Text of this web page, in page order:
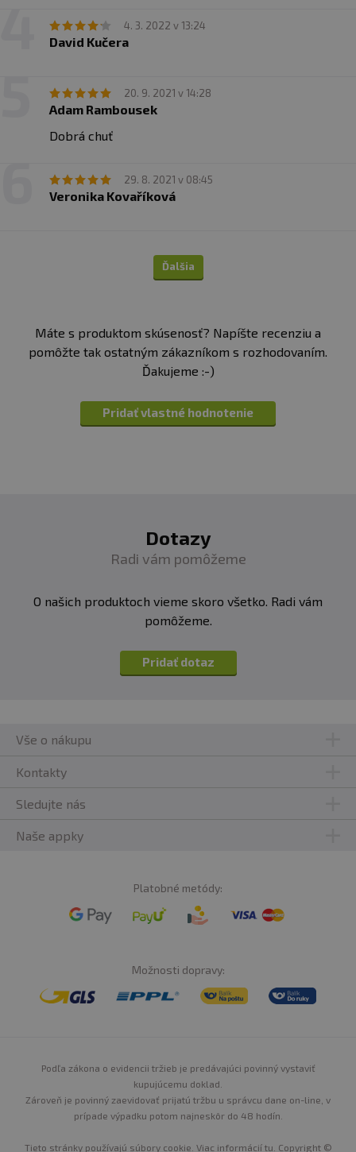
4. 3. 2022 v 13:24
David Kučera
20. 9. 2021 v 14:28
Adam Rambousek
Dobrá chuť
29. 8. 2021 v 08:45
Veronika Kovaříková
Ďalšia
Máte s produktom skúsenosť? Napíšte recenziu a
pomôžte tak ostatným zákazníkom s rozhodovaním.
Ďakujeme :-)
Pridať vlastné hodnotenie
Dotazy
Radi vám pomôžeme
O našich produktoch vieme skoro všetko. Radi vám
pomôžeme.
Pridať dotaz
Vše o nákupu
Kontakty
Sledujte nás
Naše appky
Platobné metódy:
Možnosti dopravy:
Podľa zákona o evidencii tržieb je predávajúci povinný vystaviť
kupujúcemu doklad.
Zároveň je povinný zaevidovať prijatú tržbu u správcu dane on-line, v
prípade výpadku potom najneskôr do 48 hodín.
Tieto stránky používajú súbory cookie. Viac informácií tu . Copyright ©